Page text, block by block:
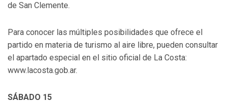
de San Clemente.
Para conocer las múltiples posibilidades que ofrece el
partido en materia de turismo al aire libre, pueden consultar
el apartado especial en el sitio oficial de La Costa:
www.lacosta.gob.ar.
SÁBADO 15